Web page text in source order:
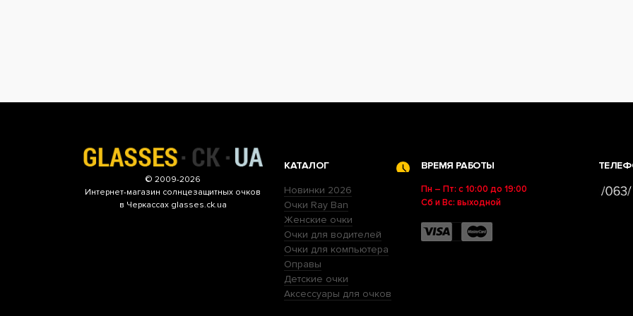
© 2009-2026
Интернет-магазин солнцезащитных очков
в Черкассах glasses.ck.ua
КАТАЛОГ
Новинки 2026
Очки Ray Ban
Женские очки
Очки для водителей
Очки для компьютера
Оправы
Детские очки
Аксессуары для очков
ВРЕМЯ РАБОТЫ
Пн – Пт: с 10:00 до 19:00
Сб и Вс: выходной